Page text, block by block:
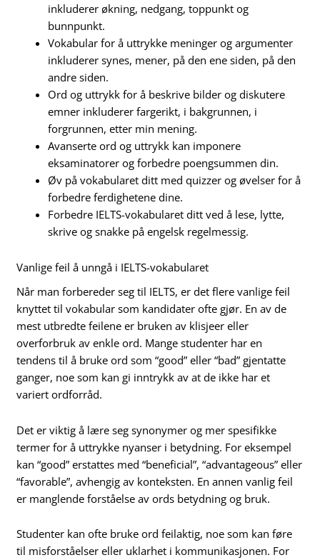
inkluderer økning, nedgang, toppunkt og
bunnpunkt.
Vokabular for å uttrykke meninger og argumenter
inkluderer synes, mener, på den ene siden, på den
andre siden.
Ord og uttrykk for å beskrive bilder og diskutere
emner inkluderer fargerikt, i bakgrunnen, i
forgrunnen, etter min mening.
Avanserte ord og uttrykk kan imponere
eksaminatorer og forbedre poengsummen din.
Øv på vokabularet ditt med quizzer og øvelser for å
forbedre ferdighetene dine.
Forbedre IELTS-vokabularet ditt ved å lese, lytte,
skrive og snakke på engelsk regelmessig.
Vanlige feil å unngå i IELTS-vokabularet
Når man forbereder seg til IELTS, er det flere vanlige feil
knyttet til vokabular som kandidater ofte gjør. En av de
mest utbredte feilene er bruken av klisjeer eller
overforbruk av enkle ord. Mange studenter har en
tendens til å bruke ord som “good” eller “bad” gjentatte
ganger, noe som kan gi inntrykk av at de ikke har et
variert ordforråd.
Det er viktig å lære seg synonymer og mer spesifikke
termer for å uttrykke nyanser i betydning. For eksempel
kan “good” erstattes med “beneficial”, “advantageous” eller
“favorable”, avhengig av konteksten. En annen vanlig feil
er manglende forståelse av ords betydning og bruk.
Studenter kan ofte bruke ord feilaktig, noe som kan føre
til misforståelser eller uklarhet i kommunikasjonen. For